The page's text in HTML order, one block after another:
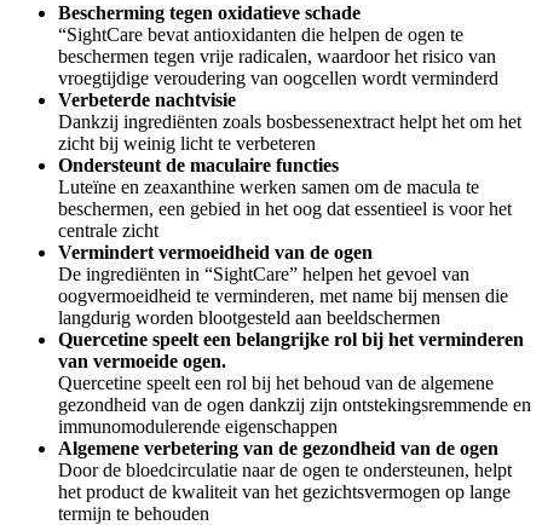
Bescherming tegen oxidatieve schade
“SightCare bevat antioxidanten die helpen de ogen te
beschermen tegen vrije radicalen, waardoor het risico van
vroegtijdige veroudering van oogcellen wordt verminderd
Verbeterde nachtvisie
Dankzij ingrediënten zoals bosbessenextract helpt het om het
zicht bij weinig licht te verbeteren
Ondersteunt de maculaire functies
Luteïne en zeaxanthine werken samen om de macula te
beschermen, een gebied in het oog dat essentieel is voor het
centrale zicht
Vermindert vermoeidheid van de ogen
De ingrediënten in “SightCare” helpen het gevoel van
oogvermoeidheid te verminderen, met name bij mensen die
langdurig worden blootgesteld aan beeldschermen
Quercetine speelt een belangrijke rol bij het verminderen
van vermoeide ogen.
Quercetine speelt een rol bij het behoud van de algemene
gezondheid van de ogen dankzij zijn ontstekingsremmende en
immunomodulerende eigenschappen
Algemene verbetering van de gezondheid van de ogen
Door de bloedcirculatie naar de ogen te ondersteunen, helpt
het product de kwaliteit van het gezichtsvermogen op lange
termijn te behouden